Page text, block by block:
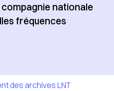
compagnie nationale
fréquences
des archives LNT